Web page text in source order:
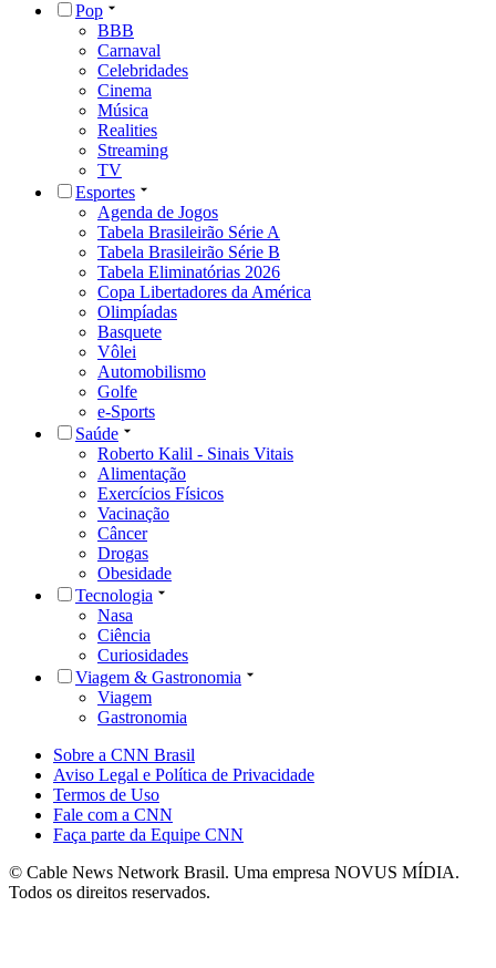
Pop
BBB
Carnaval
Celebridades
Cinema
Música
Realities
Streaming
TV
Esportes
Agenda de Jogos
Tabela Brasileirão Série A
Tabela Brasileirão Série B
Tabela Eliminatórias 2026
Copa Libertadores da América
Olimpíadas
Basquete
Vôlei
Automobilismo
Golfe
e-Sports
Saúde
Roberto Kalil - Sinais Vitais
Alimentação
Exercícios Físicos
Vacinação
Câncer
Drogas
Obesidade
Tecnologia
Nasa
Ciência
Curiosidades
Viagem & Gastronomia
Viagem
Gastronomia
Sobre a CNN Brasil
Aviso Legal e Política de Privacidade
Termos de Uso
Fale com a CNN
Faça parte da Equipe CNN
© Cable News Network Brasil. Uma empresa NOVUS MÍDIA.
Todos os direitos reservados.